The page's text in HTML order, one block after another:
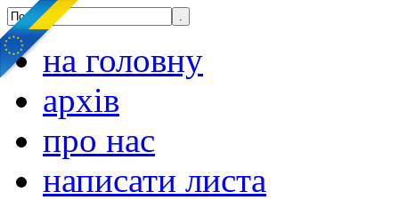
на головну
архів
про нас
написати листа